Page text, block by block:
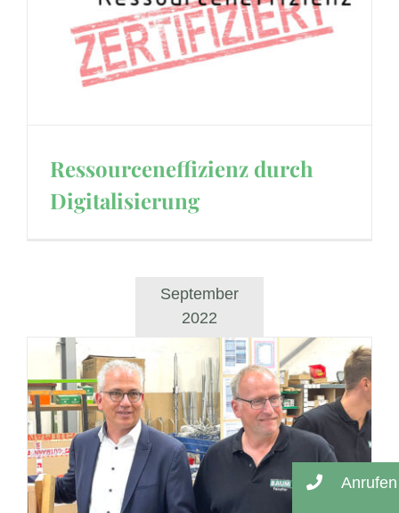
Ressourceneffizienz durch
Digitalisierung
September
2022
Anrufen